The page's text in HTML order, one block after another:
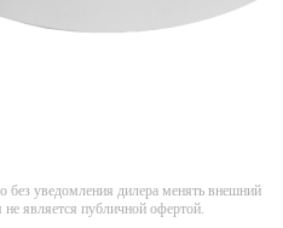
без уведомления дилера менять внешний
является публичной офертой.